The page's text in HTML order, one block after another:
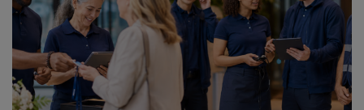
Loading...